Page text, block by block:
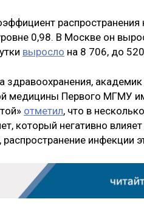
распространения
0,98. В Москве он
выросло на 8 706, до
здравоохранения,
медицины Первого МГМУ
отметил, что в
который негативно
инфекции